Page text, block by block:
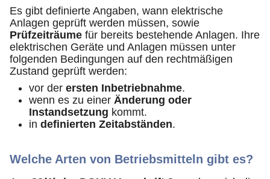
Es gibt definierte Angaben, wann elektrische
Anlagen geprüft werden müssen, sowie
Prüfzeiträume für bereits bestehende Anlagen. Ihre
elektrischen Geräte und Anlagen müssen unter
folgenden Bedingungen auf den rechtmäßigen
Zustand geprüft werden:
vor der ersten Inbetriebnahme.
wenn es zu einer Änderung oder
Instandsetzung kommt.
in definierten Zeitabständen.
Welche Arten von Betriebsmitteln gibt es?